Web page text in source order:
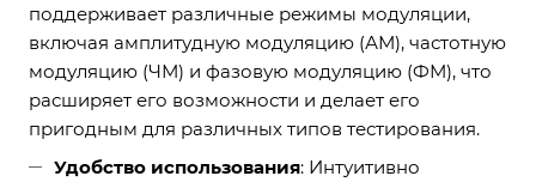
поддерживает различные режимы модуляции,
включая амплитудную модуляцию (АМ), частотную
модуляцию (ЧМ) и фазовую модуляцию (ФМ), что
расширяет его возможности и делает его
пригодным для различных типов тестирования.
Удобство использования: Интуитивно